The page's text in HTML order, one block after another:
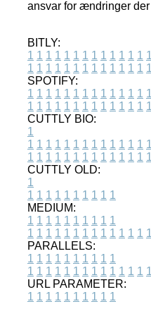
ansvar for ændringer
BITLY:
1 1 1 1 1 1 1 1 1 1 1 1 1 1
1 1 1 1 1 1 1 1 1 1 1 1 1 1
SPOTIFY:
1 1 1 1 1 1 1 1 1 1 1 1 1 1
1 1 1 1 1 1 1 1 1 1 1 1 1 1
CUTTLY BIO:
1
1 1 1 1 1 1 1 1 1 1 1 1 1 1
1 1 1 1 1 1 1 1 1 1 1 1 1 1
CUTTLY OLD:
1
1 1 1 1 1 1 1 1 1 1
MEDIUM:
1 1 1 1 1 1 1 1 1 1
1 1 1 1 1 1 1 1 1 1 1 1 1 1
PARALLELS:
1 1 1 1 1 1 1 1 1 1
1 1 1 1 1 1 1 1 1 1 1 1 1 1
URL PARAMETER:
1 1 1 1 1 1 1 1 1 1